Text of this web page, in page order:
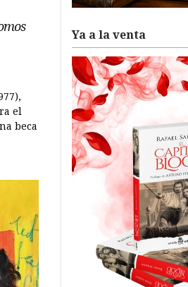
el
beca
Ya a la venta